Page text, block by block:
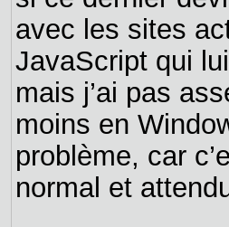
avec les sites
JavaScript qui
mais j’ai pas
moins en
problème, car
normal et